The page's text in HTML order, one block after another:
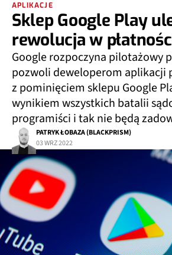
APLIKACJE
Sklep Google Play
rewolucja w
Google rozpoczyna pilotażowy
pozwoli deweloperom aplikacji
z pominięciem sklepu Google
wynikiem wszystkich batalii
programiści i tak nie będą
PATRYK ŁOBAZA (BLACKPRISM)
03 WRZ 2022